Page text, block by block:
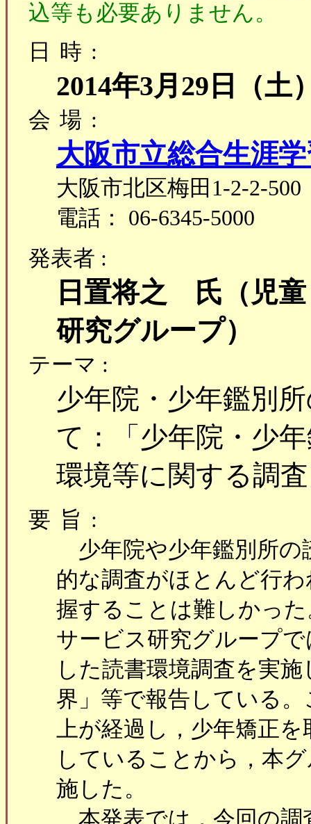
込等も必要ありません。
日時:
2014年3月29日（土
会場:
大阪市立総合生涯
大阪市北区梅田1-2-2-
電話： 06-6345-5000
発表者 :
日置将之 氏（児
研究グループ）
テーマ :
少年院・少年鑑別
て：「少年院・少
環境等に関する調
要旨:
少年院や少年鑑別所の
的な調査がほとんど行
握することは難しかっ
サービス研究グループ
した読書環境調査を実
界」等で報告している
上が経過し，少年矯正
していることから，本
施した。
本発表では，今回の調